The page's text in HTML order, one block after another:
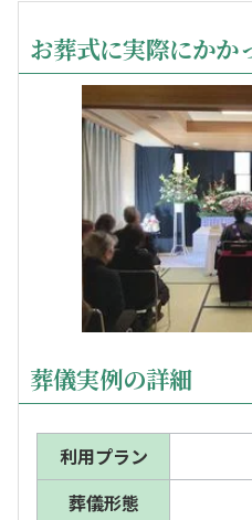
お葬式に実際にかか
葬儀実例の詳細
利用プラン
葬儀形態